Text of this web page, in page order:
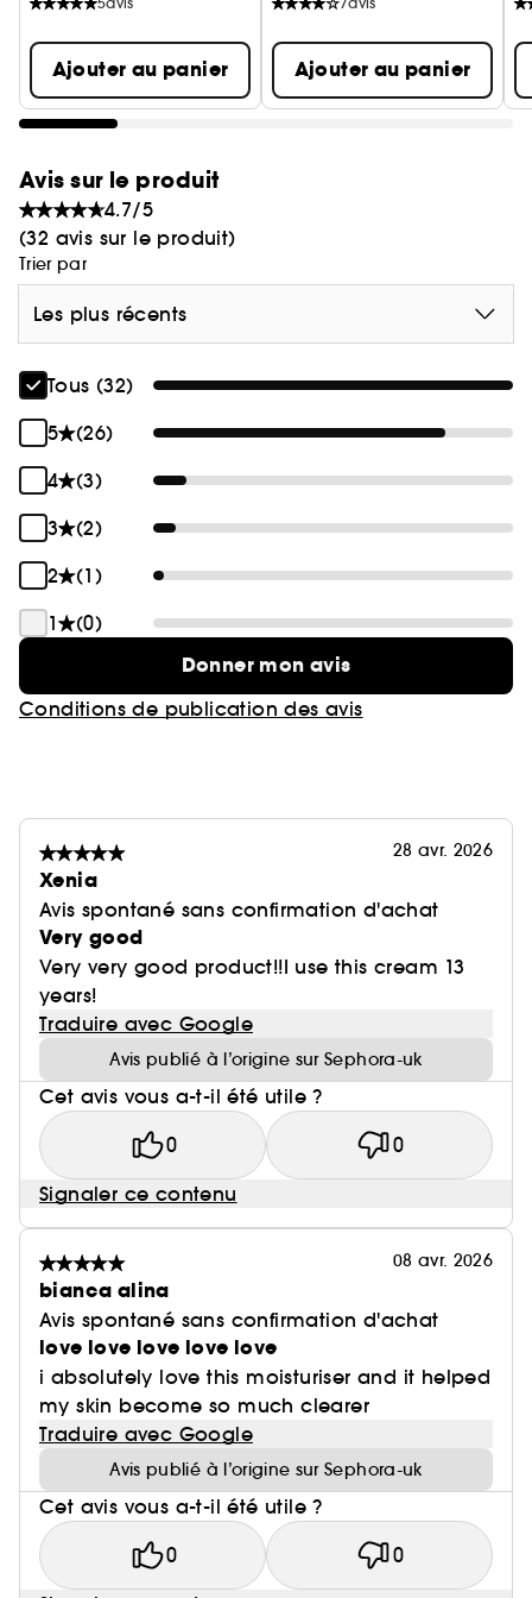
Ajouter au panier Ajouter au panier
Avis sur le produit
4.7/5
(32 avis sur le produit)
Trier par
Les plus récents
Tous (32)
5
(26)
4
(3)
3
(2)
2
(1)
1
(0)
Donner mon avis
Conditions de publication des avis
28 avr. 2026
Xenia
Avis spontané sans confirmation d'achat
Very good
Very very good product!!I use this cream 13
years!
Traduire avec Google
Avis publié à l’origine sur Sephora-uk
Cet avis vous a-t-il été utile ?
0 0
Signaler ce contenu
08 avr. 2026
bianca alina
Avis spontané sans confirmation d'achat
love love love love love
i absolutely love this moisturiser and it helped
my skin become so much clearer
Traduire avec Google
Avis publié à l’origine sur Sephora-uk
Cet avis vous a-t-il été utile ?
0 0